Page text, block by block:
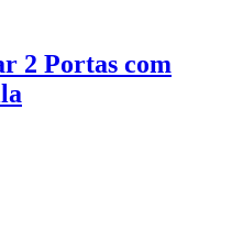
2 Portas com